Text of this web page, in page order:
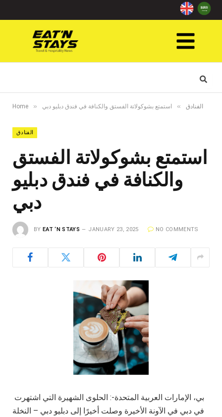
Home » الفنادق » استمتع بشوكولاتة الفستق والكنافة في فندق دبليو دبي
الفنادق
استمتع بشوكولاتة الفستق
والكنافة في فندق دبليو
دبي
BY EAT ‘N STAYS JANUARY 23, 2025 NO COMMENTS
بي، الإمارات العربية المتحدة-: الحلوى الشهيرة التي اشتهرت
في دبي في الآونة الأخيرة وصلت أخيرًا إلى دبليو دبي – النخلة